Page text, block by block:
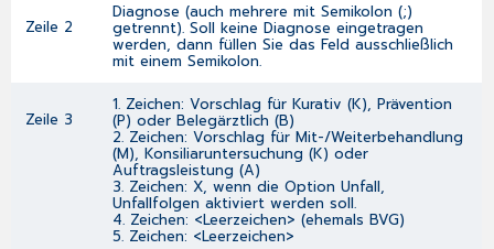
Zeile 2
Diagnose (auch mehrere mit Semikolon (;)
getrennt). Soll keine Diagnose eingetragen
werden, dann füllen Sie das Feld ausschließlich
mit einem Semikolon.
Zeile 3
1. Zeichen: Vorschlag für Kurativ (K), Prävention
(P) oder Belegärztlich (B)
2. Zeichen: Vorschlag für Mit-/Weiterbehandlung
(M), Konsiliaruntersuchung (K) oder
Auftragsleistung (A)
3. Zeichen: X, wenn die Option Unfall,
Unfallfolgen aktiviert werden soll.
4. Zeichen: <Leerzeichen> (ehemals BVG)
5. Zeichen: <Leerzeichen>